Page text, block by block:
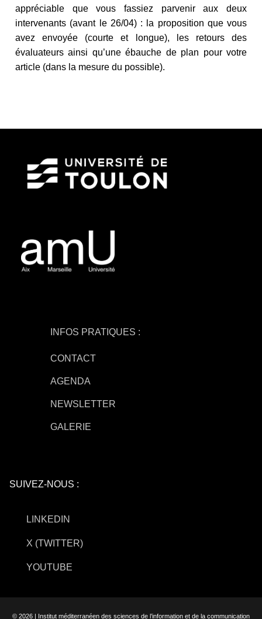
appréciable que vous fassiez parvenir aux deux
intervenants (avant le 26/04) : la proposition que vous
avez envoyée (courte et longue), les retours des
évaluateurs ainsi qu’une ébauche de plan pour votre
article (dans la mesure du possible).
INFOS PRATIQUES :
CONTACT
AGENDA
NEWSLETTER
GALERIE
SUIVEZ-NOUS :
LINKEDIN
X (TWITTER)
YOUTUBE
© 2026 | Institut méditerranéen des sciences de l’information et de la communication